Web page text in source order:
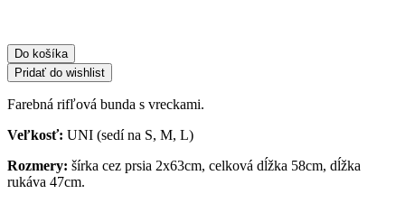
Do košíka
Pridať do wishlist
Farebná rifľová bunda s vreckami.
Veľkosť: UNI (sedí na S, M, L)
Rozmery: šírka cez prsia 2x63cm, celková dĺžka 58cm, dĺžka
rukáva 47cm.